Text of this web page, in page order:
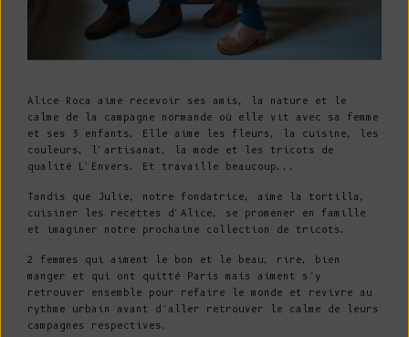
Alice Roca aime recevoir ses amis, la nature et le
calme de la campagne normande où elle vit avec sa femme
et ses 3 enfants. Elle aime les fleurs, la cuisine, les
couleurs, l'artisanat, la mode et les tricots de
qualité L'Envers. Et travaille beaucoup...
Tandis que Julie, notre fondatrice, aime la tortilla,
cuisiner les recettes d'Alice, se promener en famille
et imaginer notre prochaine collection de tricots.
2 femmes qui aiment le bon et le beau, rire, bien
manger et qui ont quitté Paris mais aiment s’y
retrouver ensemble pour refaire le monde et revivre au
rythme urbain avant d’aller retrouver le calme de leurs
campagnes respectives.